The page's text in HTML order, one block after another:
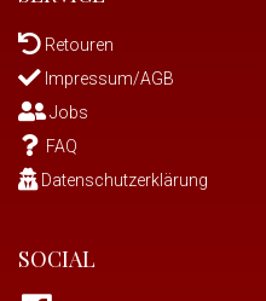
Retouren
Impressum/AGB
Jobs
FAQ
Datenschutzerklärung
SOCIAL